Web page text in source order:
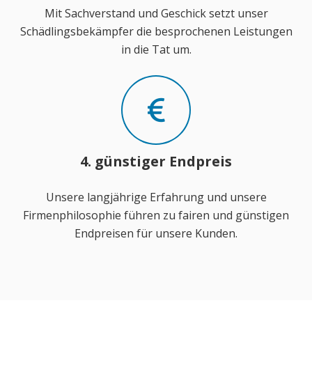
Mit Sachverstand und Geschick setzt unser
Schädlingsbekämpfer die besprochenen Leistungen
in die Tat um.
4. günstiger Endpreis
Unsere langjährige Erfahrung und unsere
Firmenphilosophie führen zu fairen und günstigen
Endpreisen für unsere Kunden.